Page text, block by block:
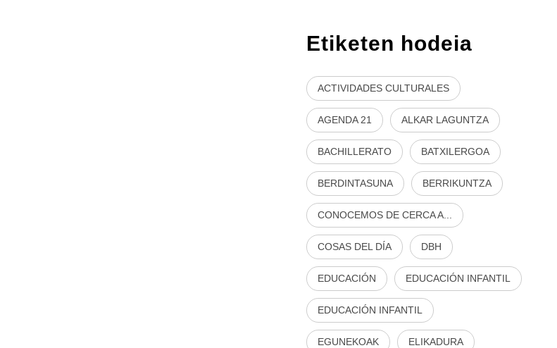
Etiketen hodeia
ACTIVIDADES CULTURALES
AGENDA 21 ALKAR LAGUNTZA
BACHILLERATO BATXILERGOA
BERDINTASUNA BERRIKUNTZA
CONOCEMOS DE CERCA A...
COSAS DEL DÍA DBH
EDUCACIÓN EDUCACIÓN INFANTIL
EDUCACIÓN INFANTIL
EGUNEKOAK ELIKADURA